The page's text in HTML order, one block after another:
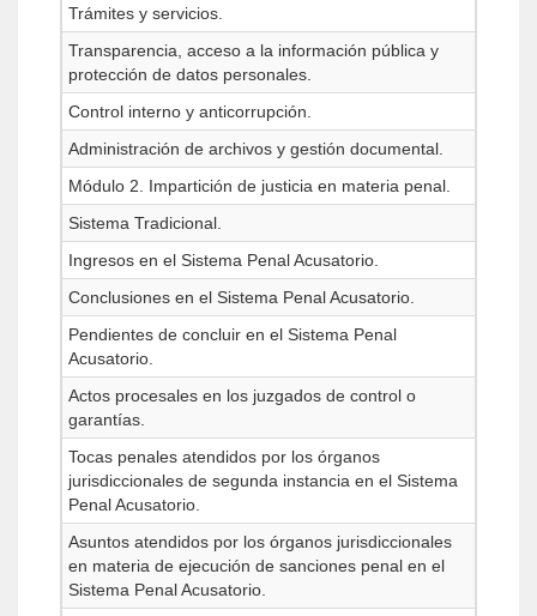
Trámites y servicios.
Transparencia, acceso a la información pública y
protección de datos personales.
Control interno y anticorrupción.
Administración de archivos y gestión documental.
Módulo 2. Impartición de justicia en materia penal.
Sistema Tradicional.
Ingresos en el Sistema Penal Acusatorio.
Conclusiones en el Sistema Penal Acusatorio.
Pendientes de concluir en el Sistema Penal
Acusatorio.
Actos procesales en los juzgados de control o
garantías.
Tocas penales atendidos por los órganos
jurisdiccionales de segunda instancia en el Sistema
Penal Acusatorio.
Asuntos atendidos por los órganos jurisdiccionales
en materia de ejecución de sanciones penal en el
Sistema Penal Acusatorio.